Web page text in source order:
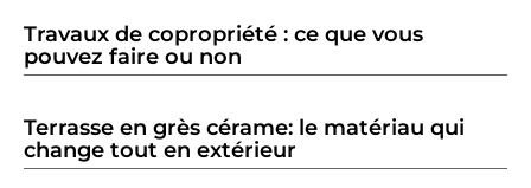
Travaux de copropriété : ce que vous
pouvez faire ou non
Terrasse en grès cérame: le matériau qui
change tout en extérieur